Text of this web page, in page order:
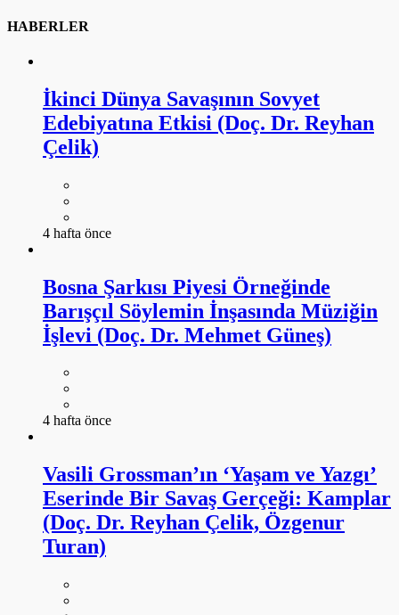
HABERLER
İkinci Dünya Savaşının Sovyet
Edebiyatına Etkisi (Doç. Dr. Reyhan
Çelik)
4 hafta önce
Bosna Şarkısı Piyesi Örneğinde
Barışçıl Söylemin İnşasında Müziğin
İşlevi (Doç. Dr. Mehmet Güneş)
4 hafta önce
Vasili Grossman’ın ‘Yaşam ve Yazgı’
Eserinde Bir Savaş Gerçeği: Kamplar
(Doç. Dr. Reyhan Çelik, Özgenur
Turan)